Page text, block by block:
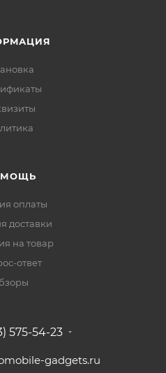
оплаты
доставки
на товар
ответ
575-54-23
gadgets.ru